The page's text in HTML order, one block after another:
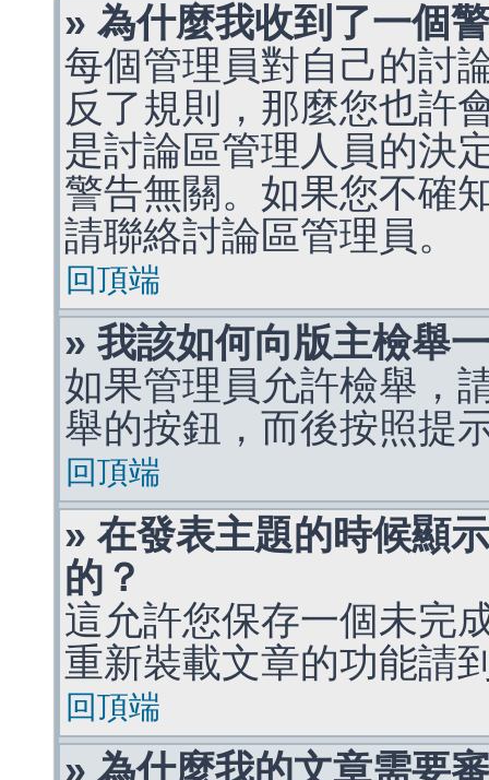
» 為什麼我收到了一個
每個管理員對自己的討
反了規則，那麼您也許
是討論區管理人員的決
警告無關。如果您不確
請聯絡討論區管理員。
回頂端
» 我該如何向版主檢舉
如果管理員允許檢舉，
舉的按鈕，而後按照提
回頂端
» 在發表主題的時候顯
的？
這允許您保存一個未完
重新裝載文章的功能請
回頂端
» 為什麼我的文章需要